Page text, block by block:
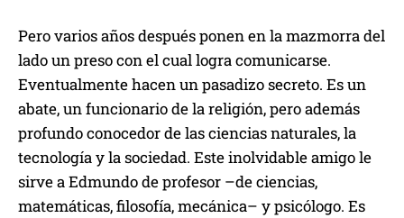
Pero varios años después ponen en la mazmorra del
lado un preso con el cual logra comunicarse.
Eventualmente hacen un pasadizo secreto. Es un
abate, un funcionario de la religión, pero además
profundo conocedor de las ciencias naturales, la
tecnología y la sociedad. Este inolvidable amigo le
sirve a Edmundo de profesor –de ciencias,
matemáticas, filosofía, mecánica– y psicólogo. Es